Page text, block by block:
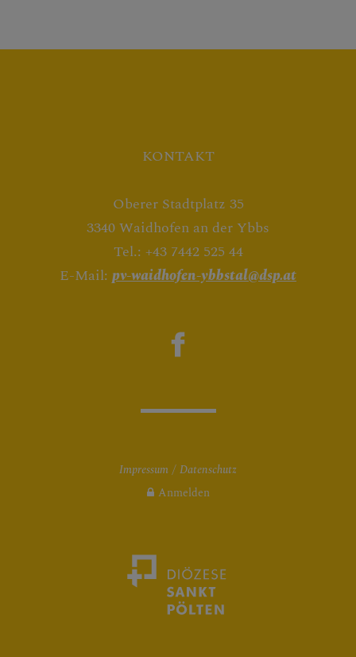
KONTAKT
Oberer Stadtplatz 35
3340 Waidhofen an der Ybbs
Tel.: +43 7442 525 44
E-Mail: pv-waidhofen-ybbstal@dsp.at
Impressum
Datenschutz
Anmelden